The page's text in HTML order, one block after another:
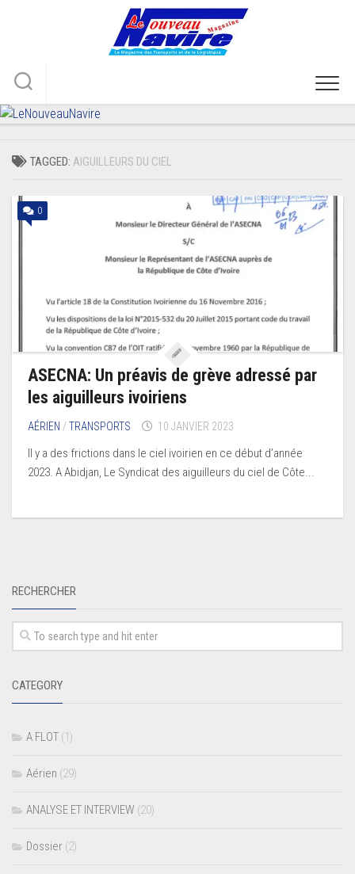
TAGGED: AIGUILLEURS DU CIEL
0
ASECNA: Un préavis de grève adressé par
les aiguilleurs ivoiriens
AÉRIEN /TRANSPORTS 10 JANVIER 2023
Il y a des frictions dans le ciel ivoirien en ce début d’année
2023. A Abidjan, Le Syndicat des aiguilleurs du ciel de Côte...
RECHERCHER
CATEGORY
A FLOT (1)
Aérien (29)
ANALYSE ET INTERVIEW (20)
Dossier (2)